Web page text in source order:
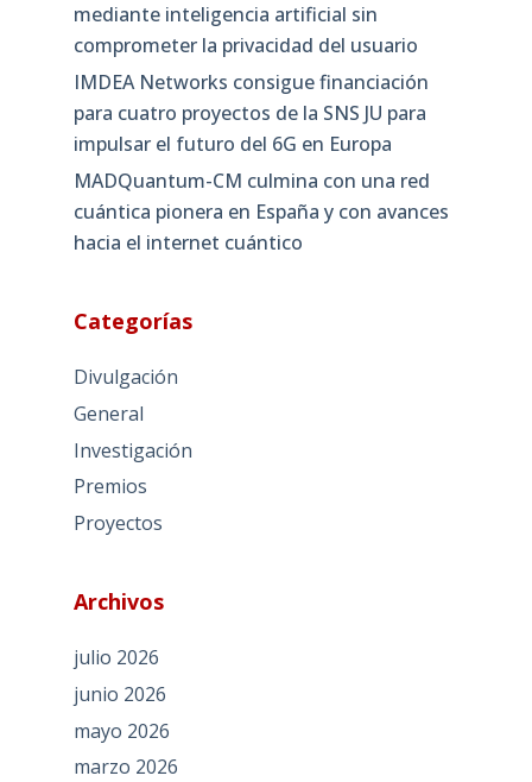
mediante inteligencia artificial sin
comprometer la privacidad del usuario
IMDEA Networks consigue financiación
para cuatro proyectos de la SNS JU para
impulsar el futuro del 6G en Europa
MADQuantum-CM culmina con una red
cuántica pionera en España y con avances
hacia el internet cuántico
Categorías
Divulgación
General
Investigación
Premios
Proyectos
Archivos
julio 2026
junio 2026
mayo 2026
marzo 2026